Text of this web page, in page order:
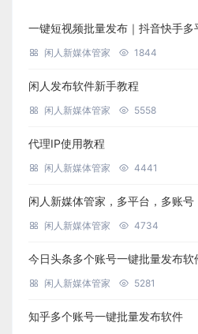
一键短视频批量发布｜抖音快手
闲人新媒体管家 1844
闲人发布软件新手教程
闲人新媒体管家 5558
代理IP使用教程
闲人新媒体管家 4441
闲人新媒体管家，多平台，多账
闲人新媒体管家 4734
今日头条多个账号一键批量发布软
闲人新媒体管家 5281
知乎多个账号一键批量发布软件